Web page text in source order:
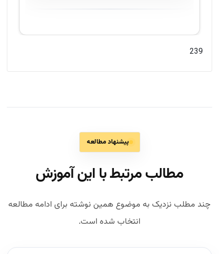
239
پیشنهاد مطالعه
مطالب مرتبط با این آموزش
چند مطلب نزدیک به موضوع همین نوشته برای ادامه مطالعه
انتخاب شده است.